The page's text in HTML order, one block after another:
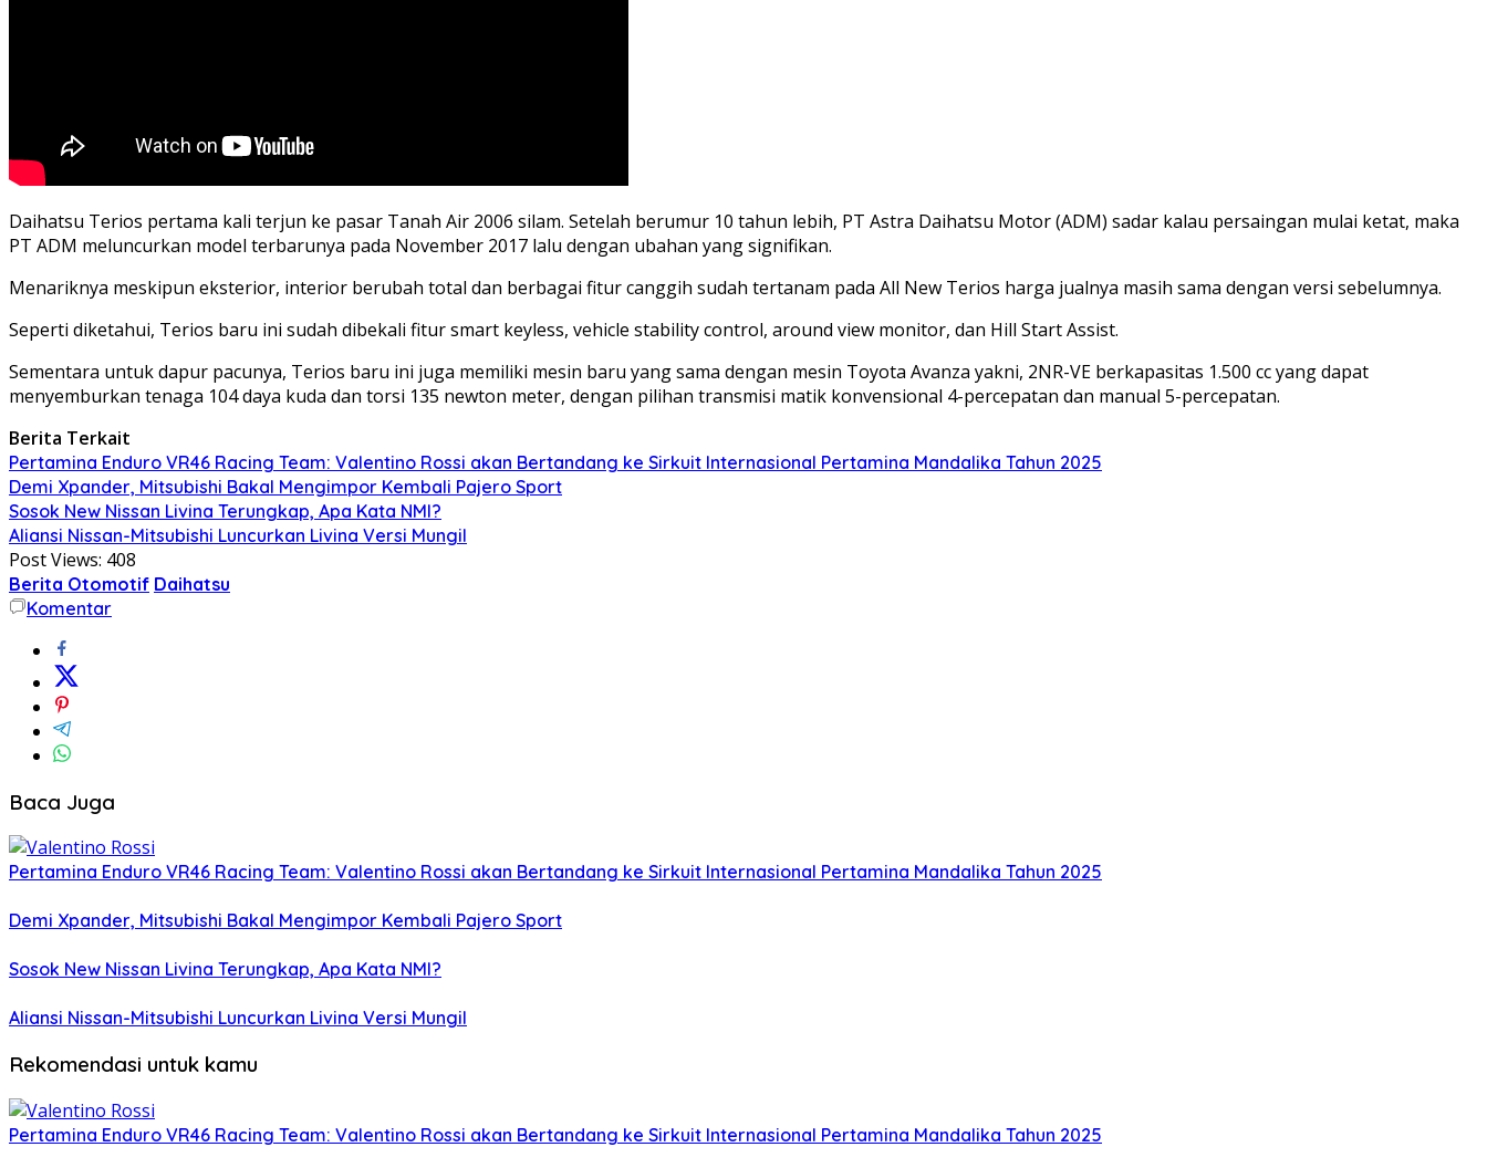
Daihatsu Terios pertama kali terjun ke pasar Tanah Air 2006 silam. Setelah berumur 10 tahun lebih, PT Astra Daihatsu Motor (ADM) sadar kalau persaingan mulai ketat, maka
PT ADM meluncurkan model terbarunya pada November 2017 lalu dengan ubahan yang signifikan.
Menariknya meskipun eksterior, interior berubah total dan berbagai fitur canggih sudah tertanam pada All New Terios harga jualnya masih sama dengan versi sebelumnya.
Seperti diketahui, Terios baru ini sudah dibekali fitur smart keyless, vehicle stability control, around view monitor, dan Hill Start Assist.
Sementara untuk dapur pacunya, Terios baru ini juga memiliki mesin baru yang sama dengan mesin Toyota Avanza yakni, 2NR-VE berkapasitas 1.500 cc yang dapat
menyemburkan tenaga 104 daya kuda dan torsi 135 newton meter, dengan pilihan transmisi matik konvensional 4-percepatan dan manual 5-percepatan.
Berita Terkait
Pertamina Enduro VR46 Racing Team: Valentino Rossi akan Bertandang ke Sirkuit Internasional Pertamina Mandalika Tahun 2025
Demi Xpander, Mitsubishi Bakal Mengimpor Kembali Pajero Sport
Sosok New Nissan Livina Terungkap, Apa Kata NMI?
Aliansi Nissan-Mitsubishi Luncurkan Livina Versi Mungil
Post Views: 408
Berita Otomotif Daihatsu
Komentar
Baca Juga
Pertamina Enduro VR46 Racing Team: Valentino Rossi akan Bertandang ke Sirkuit Internasional Pertamina Mandalika Tahun 2025
Demi Xpander, Mitsubishi Bakal Mengimpor Kembali Pajero Sport
Sosok New Nissan Livina Terungkap, Apa Kata NMI?
Aliansi Nissan-Mitsubishi Luncurkan Livina Versi Mungil
Rekomendasi untuk kamu
Pertamina Enduro VR46 Racing Team: Valentino Rossi akan Bertandang ke Sirkuit Internasional Pertamina Mandalika Tahun 2025